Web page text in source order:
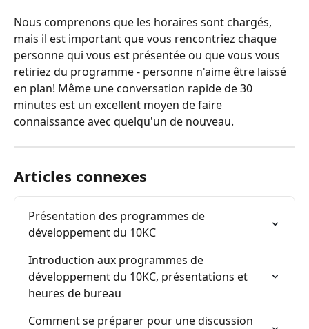
Nous comprenons que les horaires sont chargés,
mais il est important que vous rencontriez chaque
personne qui vous est présentée ou que vous vous
retiriez du programme - personne n'aime être laissé
en plan! Même une conversation rapide de 30
minutes est un excellent moyen de faire
connaissance avec quelqu'un de nouveau.
Articles connexes
Présentation des programmes de
développement du 10KC
Introduction aux programmes de
développement du 10KC, présentations et
heures de bureau
Comment se préparer pour une discussion